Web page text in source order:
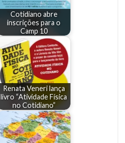
Cotidiano abre
inscrições para o
Camp 10
Renata Veneri lança
livro “Atividade Física
no Cotidiano”